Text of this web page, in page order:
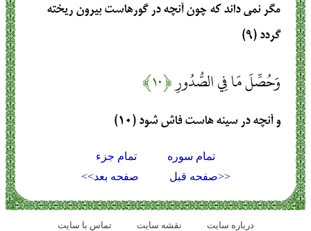
مگر نمى‏ داند كه چون آنچه در گورهاست بيرون ريخته
گردد (۹)
وَحُصِّلَ مَا فِي الصُّدُورِ﴿۱۰﴾
و آنچه در سينه‏ هاست فاش شود (۱۰)
تمام سوره
تمام جزء
<<صفحه قبل
صفحه بعد>>
تماس با سایت نقشه سايت درباره سایت